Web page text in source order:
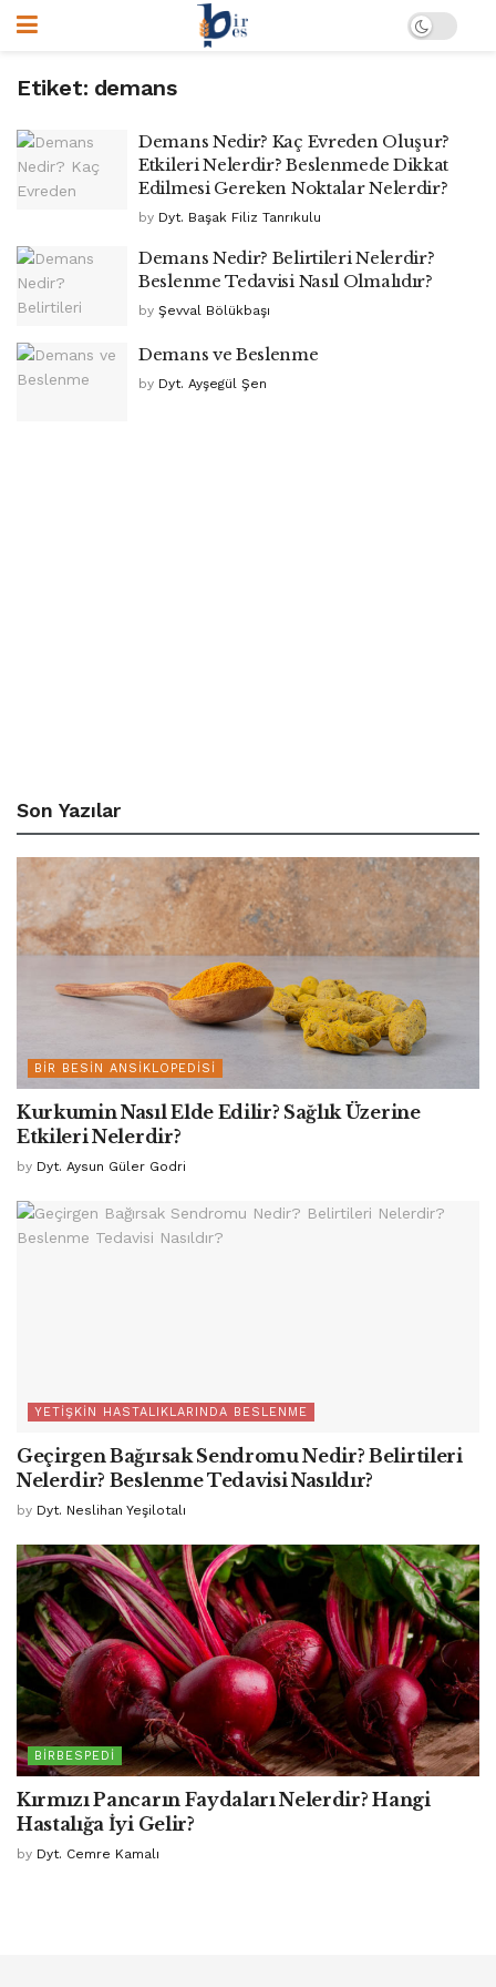
Etiket: demans
Demans Nedir? Kaç Evreden Oluşur?
Etkileri Nelerdir? Beslenmede Dikkat
Edilmesi Gereken Noktalar Nelerdir?
by Dyt. Başak Filiz Tanrıkulu
Demans Nedir? Belirtileri Nelerdir?
Beslenme Tedavisi Nasıl Olmalıdır?
by Şevval Bölükbaşı
Demans ve Beslenme
by Dyt. Ayşegül Şen
Son Yazılar
BIR BESIN ANSIKLOPEDISI
Kurkumin Nasıl Elde Edilir? Sağlık Üzerine
Etkileri Nelerdir?
by Dyt. Aysun Güler Godri
YETIŞKIN HASTALIKLARINDA BESLENME
Geçirgen Bağırsak Sendromu Nedir? Belirtileri
Nelerdir? Beslenme Tedavisi Nasıldır?
by Dyt. Neslihan Yeşilotalı
BIRBESPEDI
Kırmızı Pancarın Faydaları Nelerdir? Hangi
Hastalığa İyi Gelir?
by Dyt. Cemre Kamalı